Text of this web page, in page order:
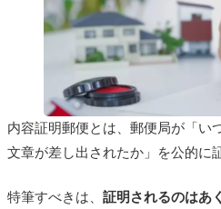
内容証明郵便とは、郵便局が「い
文章が差し出されたか」を公的に
特筆すべきは、 証明されるのはあ